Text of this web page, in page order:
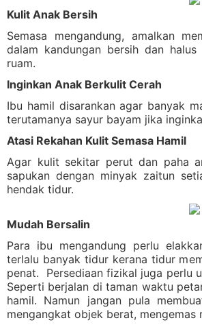
Kulit Anak Bersih
Semasa mengandung, amalkan
dalam kandungan bersih dan
ruam.
Inginkan Anak Berkulit Cerah
Ibu hamil disarankan agar banyak
terutamanya sayur bayam jika
Atasi Rekahan Kulit Semasa Hamil
Agar kulit sekitar perut dan paha
sapukan dengan minyak zaitun
hendak tidur.
Mudah Bersalin
Para ibu mengandung perlu
terlalu banyak tidur kerana tidur
penat. Persediaan fizikal juga perlu
Seperti berjalan di taman waktu
hamil. Namun jangan pula
mengangkat objek berat,